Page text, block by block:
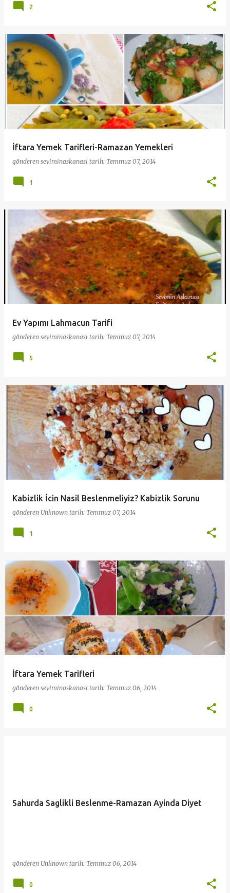
2
İftara Yemek Tarifleri-Ramazan Yemekleri
gönderen seviminaskanasi tarih: Temmuz 07, 2014
1
Ev Yapımı Lahmacun Tarifi
gönderen seviminaskanasi tarih: Temmuz 07, 2014
5
Kabizlik İcin Nasil Beslenmeliyiz? Kabizlik Sorunu
gönderen Unknown tarih: Temmuz 07, 2014
1
İftara Yemek Tarifleri
gönderen seviminaskanasi tarih: Temmuz 06, 2014
0
Sahurda Saglikli Beslenme-Ramazan Ayinda Diyet
gönderen Unknown tarih: Temmuz 06, 2014
0